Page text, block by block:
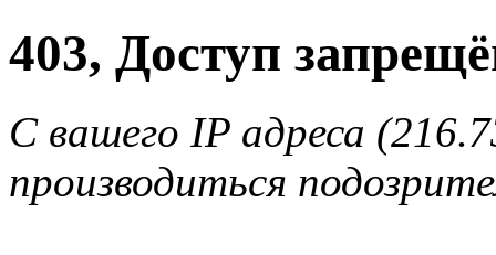
403, Доступ
С вашего IP адреса
производиться